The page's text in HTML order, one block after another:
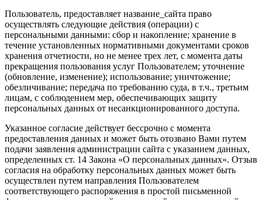
Пользователь, предоставляет название_сайта право
осуществлять следующие действия (операции) с
персональными данными: сбор и накопление; хранение в
течение установленных нормативными документами сроков
хранения отчетности, но не менее трех лет, с момента даты
прекращения пользования услуг Пользователем; уточнение
(обновление, изменение); использование; уничтожение;
обезличивание; передача по требованию суда, в т.ч., третьим
лицам, с соблюдением мер, обеспечивающих защиту
персональных данных от несанкционированного доступа.
Указанное согласие действует бессрочно с момента
предоставления данных и может быть отозвано Вами путем
подачи заявления администрации сайта с указанием данных,
определенных ст. 14 Закона «О персональных данных». Отзыв
согласия на обработку персональных данных может быть
осуществлен путем направления Пользователем
соответствующего распоряжения в простой письменной